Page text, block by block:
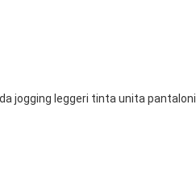
jogging leggeri tinta unita pantaloni